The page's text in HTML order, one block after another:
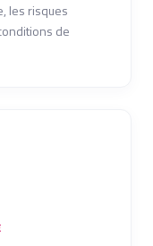
les risques
de